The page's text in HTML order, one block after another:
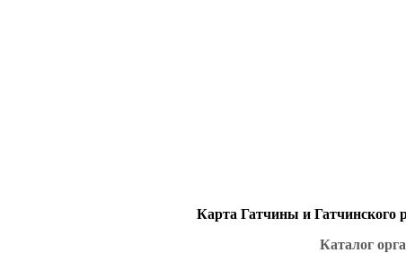
Карта Гатчины и Гатчинского
Каталог